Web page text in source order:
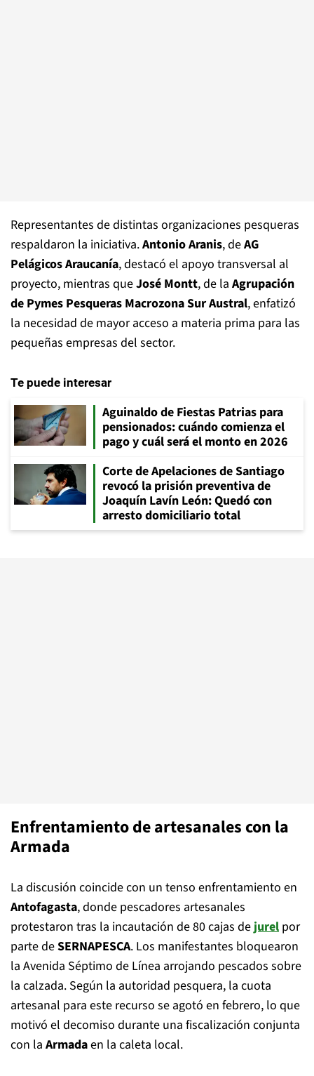
Representantes de distintas organizaciones pesqueras
respaldaron la iniciativa.Antonio Aranis, deAG
Pelágicos Araucanía, destacó el apoyo transversal al
proyecto, mientras queJosé Montt, de la Agrupación
de Pymes Pesqueras Macrozona Sur Austral, enfatizó
la necesidad de mayor acceso a materia prima para las
pequeñas empresas del sector.
Te puede interesar
Aguinaldo de Fiestas Patrias para
pensionados: cuándo comienza el
pago y cuál será el monto en 2026
Corte de Apelaciones de Santiago
revocó la prisión preventiva de
Joaquín Lavín León: Quedó con
arresto domiciliario total
Enfrentamiento de artesanales con la
Armada
La discusión coincide con un tenso enfrentamiento en
Antofagasta, donde pescadores artesanales
protestaron tras la incautación de 80 cajas dejurel por
parte deSERNAPESCA. Los manifestantes bloquearon
la Avenida Séptimo de Línea arrojando pescados sobre
la calzada. Según la autoridad pesquera, la cuota
artesanal para este recurso se agotó en febrero, lo que
motivó el decomiso durante una fiscalización conjunta
con la Armadaen la caleta local.